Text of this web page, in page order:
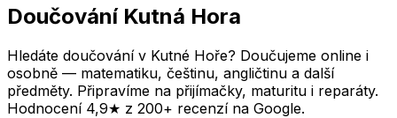
Doučování Kutná Hora
Hledáte doučování v Kutné Hoře? Doučujeme online i
osobně — matematiku, češtinu, angličtinu a další
předměty. Připravíme na přijímačky, maturitu i reparáty.
Hodnocení 4,9★ z 200+ recenzí na Google.